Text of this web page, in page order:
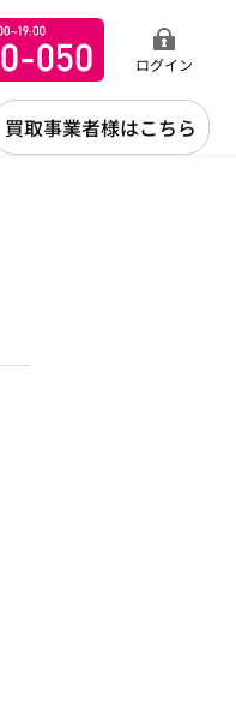
ログイン
買取事業者様はこちら